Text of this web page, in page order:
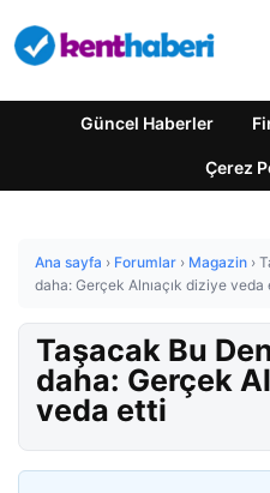
Güncel Haberler
Çerez
Ana sayfa › Forumlar › Magazin ›
daha: Gerçek Alnıaçık diziye veda
Taşacak Bu
daha: Gerçek
veda etti